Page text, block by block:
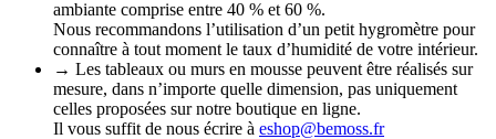
ambiante comprise entre 40 % et 60 %.
Nous recommandons l’utilisation d’un petit hygromètre pour
connaître à tout moment le taux d’humidité de votre intérieur.
→ Les tableaux ou murs en mousse peuvent être réalisés sur
mesure, dans n’importe quelle dimension, pas uniquement
celles proposées sur notre boutique en ligne.
Il vous suffit de nous écrire à eshop@bemoss.fr